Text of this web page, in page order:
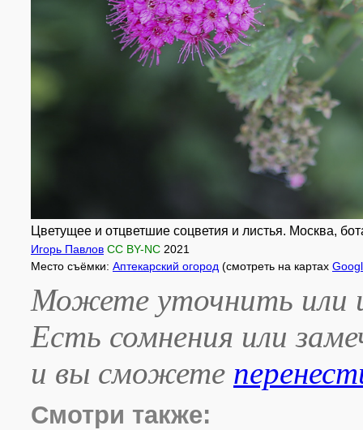
Цветущее и отцветшие соцветия и листья. Москва,
Игорь Павлов CC BY-NC 2021
Место съёмки: Аптекарский огород (смотреть на картах
Можете уточнить или
Есть сомнения или
и вы сможете
Смотри также: